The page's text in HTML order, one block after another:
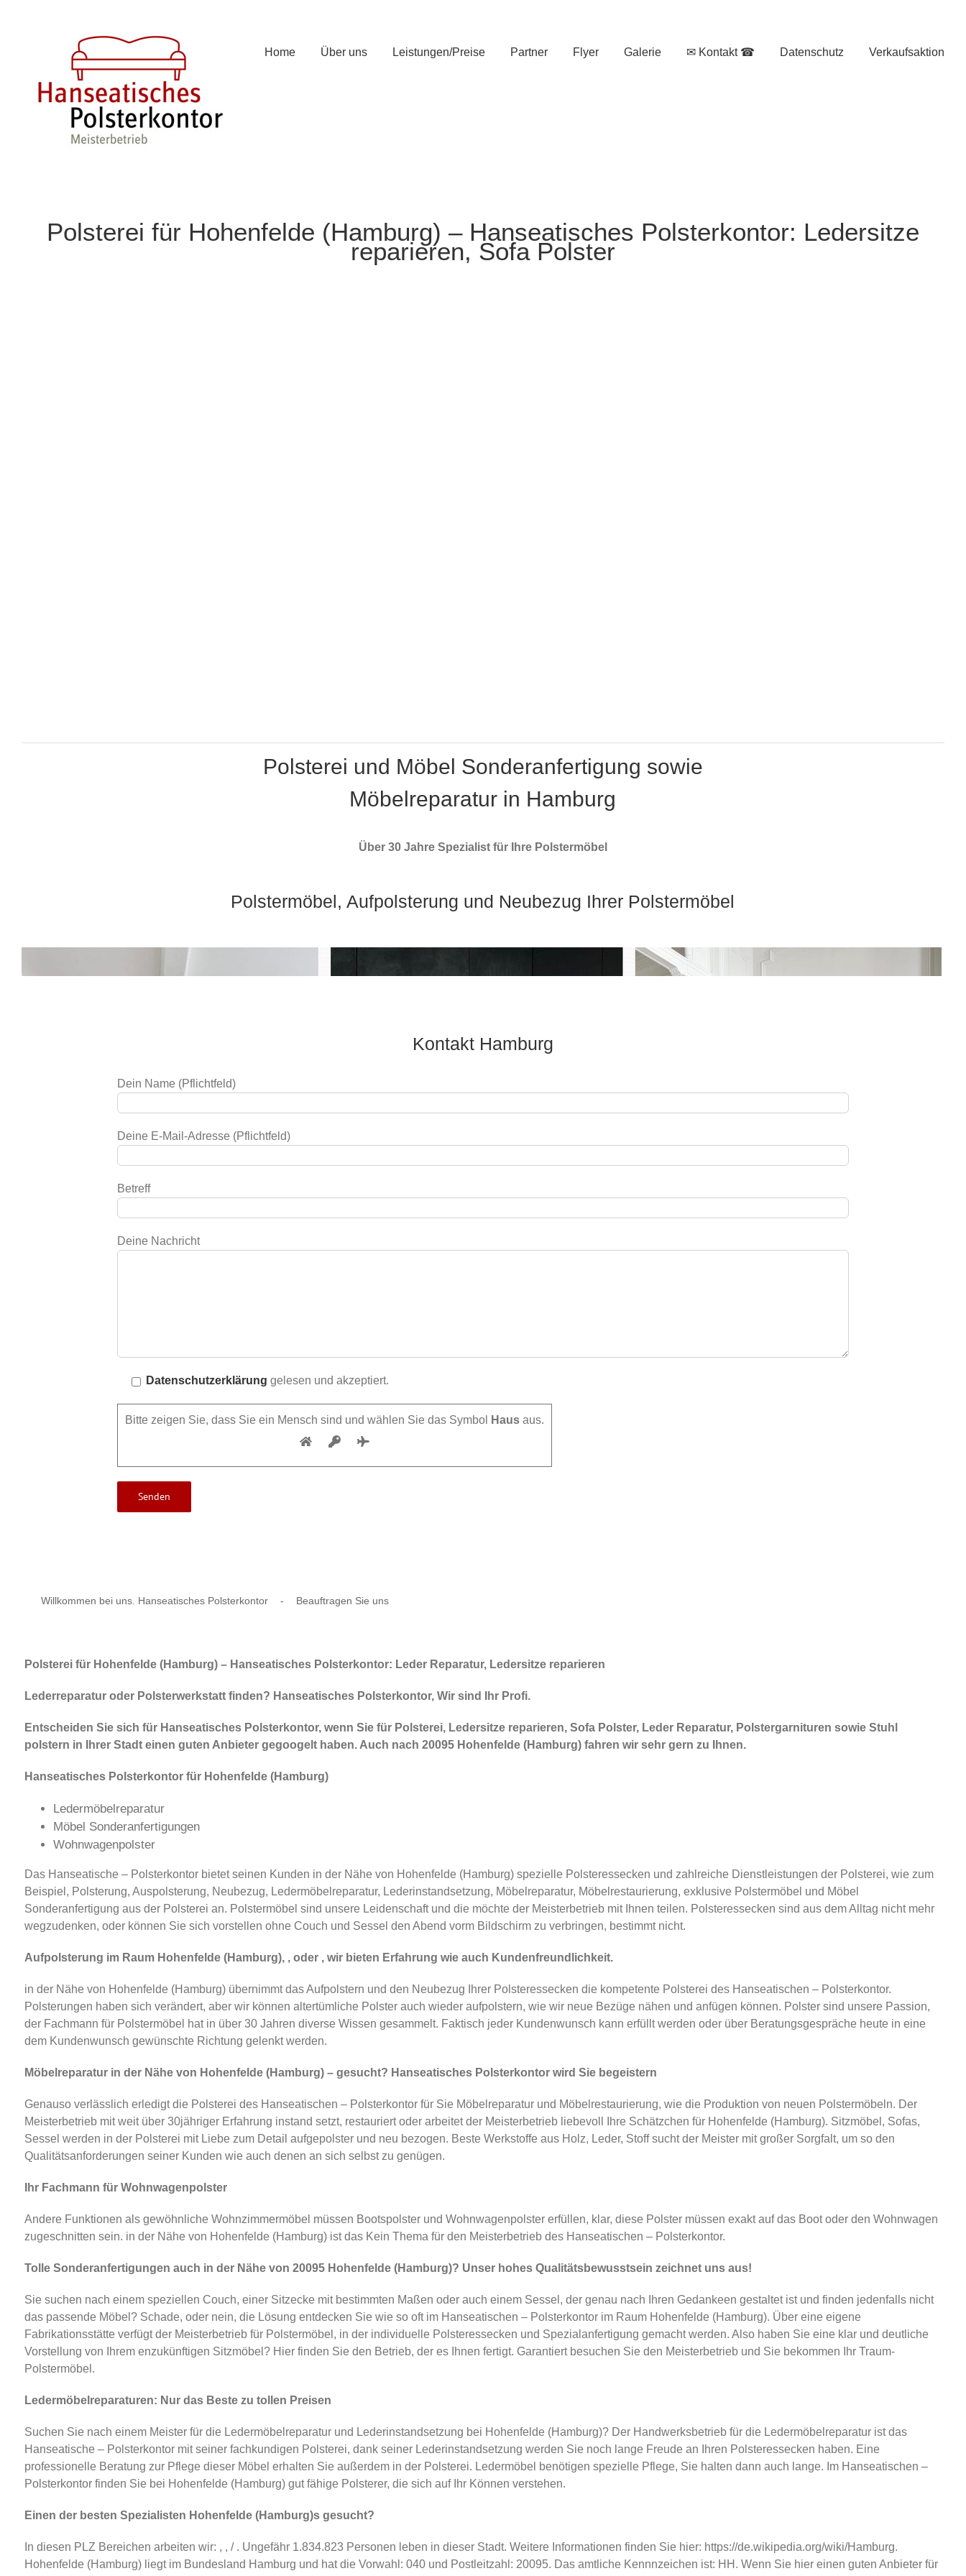
Home Über uns Leistungen/Preise Partner Flyer Galerie ✉ Kontakt ☎ Datenschutz Verkaufsaktion
Polsterei für Hohenfelde (Hamburg) – Hanseatisches Polsterkontor: Ledersitze
reparieren, Sofa Polster
Polsterei und Möbel Sonderanfertigung sowie
Möbelreparatur in Hamburg
Über 30 Jahre Spezialist für Ihre Polstermöbel
Polstermöbel, Aufpolsterung und Neubezug Ihrer Polstermöbel
Kontakt Hamburg
Dein Name (Pflichtfeld)
Deine E-Mail-Adresse (Pflichtfeld)
Betreff
Deine Nachricht
Datenschutzerklärung gelesen und akzeptiert.
Bitte zeigen Sie, dass Sie ein Mensch sind und wählen Sie das Symbol Haus aus.
Willkommen bei uns. Hanseatisches Polsterkontor - Beauftragen Sie uns
Polsterei für Hohenfelde (Hamburg) – Hanseatisches Polsterkontor: Leder Reparatur, Ledersitze reparieren
Lederreparatur oder Polsterwerkstatt finden? Hanseatisches Polsterkontor, Wir sind Ihr Profi.
Entscheiden Sie sich für Hanseatisches Polsterkontor, wenn Sie für Polsterei, Ledersitze reparieren, Sofa Polster, Leder Reparatur, Polstergarnituren sowie Stuhl
polstern in Ihrer Stadt einen guten Anbieter gegoogelt haben. Auch nach 20095 Hohenfelde (Hamburg) fahren wir sehr gern zu Ihnen.
Hanseatisches Polsterkontor für Hohenfelde (Hamburg)
Ledermöbelreparatur
Möbel Sonderanfertigungen
Wohnwagenpolster
Das Hanseatische – Polsterkontor bietet seinen Kunden in der Nähe von Hohenfelde (Hamburg) spezielle Polsteressecken und zahlreiche Dienstleistungen der Polsterei, wie zum
Beispiel, Polsterung, Auspolsterung, Neubezug, Ledermöbelreparatur, Lederinstandsetzung, Möbelreparatur, Möbelrestaurierung, exklusive Polstermöbel und Möbel
Sonderanfertigung aus der Polsterei an. Polstermöbel sind unsere Leidenschaft und die möchte der Meisterbetrieb mit Ihnen teilen. Polsteressecken sind aus dem Alltag nicht mehr
wegzudenken, oder können Sie sich vorstellen ohne Couch und Sessel den Abend vorm Bildschirm zu verbringen, bestimmt nicht.
Aufpolsterung im Raum Hohenfelde (Hamburg), , oder , wir bieten Erfahrung wie auch Kundenfreundlichkeit.
in der Nähe von Hohenfelde (Hamburg) übernimmt das Aufpolstern und den Neubezug Ihrer Polsteressecken die kompetente Polsterei des Hanseatischen – Polsterkontor.
Polsterungen haben sich verändert, aber wir können altertümliche Polster auch wieder aufpolstern, wie wir neue Bezüge nähen und anfügen können. Polster sind unsere Passion,
der Fachmann für Polstermöbel hat in über 30 Jahren diverse Wissen gesammelt. Faktisch jeder Kundenwunsch kann erfüllt werden oder über Beratungsgespräche heute in eine
dem Kundenwunsch gewünschte Richtung gelenkt werden.
Möbelreparatur in der Nähe von Hohenfelde (Hamburg) – gesucht? Hanseatisches Polsterkontor wird Sie begeistern
Genauso verlässlich erledigt die Polsterei des Hanseatischen – Polsterkontor für Sie Möbelreparatur und Möbelrestaurierung, wie die Produktion von neuen Polstermöbeln. Der
Meisterbetrieb mit weit über 30jähriger Erfahrung instand setzt, restauriert oder arbeitet der Meisterbetrieb liebevoll Ihre Schätzchen für Hohenfelde (Hamburg). Sitzmöbel, Sofas,
Sessel werden in der Polsterei mit Liebe zum Detail aufgepolster und neu bezogen. Beste Werkstoffe aus Holz, Leder, Stoff sucht der Meister mit großer Sorgfalt, um so den
Qualitätsanforderungen seiner Kunden wie auch denen an sich selbst zu genügen.
Ihr Fachmann für Wohnwagenpolster
Andere Funktionen als gewöhnliche Wohnzimmermöbel müssen Bootspolster und Wohnwagenpolster erfüllen, klar, diese Polster müssen exakt auf das Boot oder den Wohnwagen
zugeschnitten sein. in der Nähe von Hohenfelde (Hamburg) ist das Kein Thema für den Meisterbetrieb des Hanseatischen – Polsterkontor.
Tolle Sonderanfertigungen auch in der Nähe von 20095 Hohenfelde (Hamburg)? Unser hohes Qualitätsbewusstsein zeichnet uns aus!
Sie suchen nach einem speziellen Couch, einer Sitzecke mit bestimmten Maßen oder auch einem Sessel, der genau nach Ihren Gedankeen gestaltet ist und finden jedenfalls nicht
das passende Möbel? Schade, oder nein, die Lösung entdecken Sie wie so oft im Hanseatischen – Polsterkontor im Raum Hohenfelde (Hamburg). Über eine eigene
Fabrikationsstätte verfügt der Meisterbetrieb für Polstermöbel, in der individuelle Polsteressecken und Spezialanfertigung gemacht werden. Also haben Sie eine klar und deutliche
Vorstellung von Ihrem enzukünftigen Sitzmöbel? Hier finden Sie den Betrieb, der es Ihnen fertigt. Garantiert besuchen Sie den Meisterbetrieb und Sie bekommen Ihr Traum-
Polstermöbel.
Ledermöbelreparaturen: Nur das Beste zu tollen Preisen
Suchen Sie nach einem Meister für die Ledermöbelreparatur und Lederinstandsetzung bei Hohenfelde (Hamburg)? Der Handwerksbetrieb für die Ledermöbelreparatur ist das
Hanseatische – Polsterkontor mit seiner fachkundigen Polsterei, dank seiner Lederinstandsetzung werden Sie noch lange Freude an Ihren Polsteressecken haben. Eine
professionelle Beratung zur Pflege dieser Möbel erhalten Sie außerdem in der Polsterei. Ledermöbel benötigen spezielle Pflege, Sie halten dann auch lange. Im Hanseatischen –
Polsterkontor finden Sie bei Hohenfelde (Hamburg) gut fähige Polsterer, die sich auf Ihr Können verstehen.
Einen der besten Spezialisten Hohenfelde (Hamburg)s gesucht?
In diesen PLZ Bereichen arbeiten wir: , , / . Ungefähr 1.834.823 Personen leben in dieser Stadt. Weitere Informationen finden Sie hier: https://de.wikipedia.org/wiki/Hamburg.
Hohenfelde (Hamburg) liegt im Bundesland Hamburg und hat die Vorwahl: 040 und Postleitzahl: 20095. Das amtliche Kennnzeichen ist: HH. Wenn Sie hier einen guten Anbieter für